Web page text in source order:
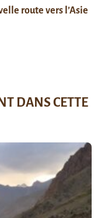
route vers l’Asie
DANS CETTE